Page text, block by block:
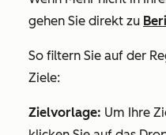
gehen Sie direkt zu
So filtern Sie auf der
Ziele:
Zielvorlage: Um Ihre